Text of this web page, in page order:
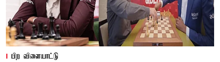
பிற விளையாட்டு